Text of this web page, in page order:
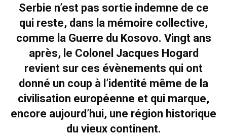
Serbie n’est pas sortie indemne de ce
qui reste, dans la mémoire collective,
comme la Guerre du Kosovo. Vingt ans
après, le Colonel Jacques Hogard
revient sur ces évènements qui ont
donné un coup à l’identité même de la
civilisation européenne et qui marque,
encore aujourd’hui, une région historique
du vieux continent.